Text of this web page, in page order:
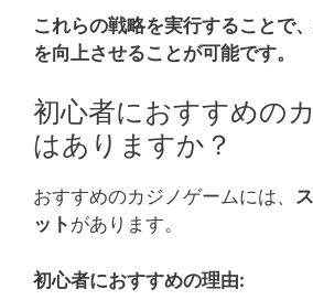
これらの戦略を実行することで
を向上させることが可能です。
初心者におすすめの
はありますか？
おすすめのカジノゲームには、
ット があります。
初心者におすすめの理由: